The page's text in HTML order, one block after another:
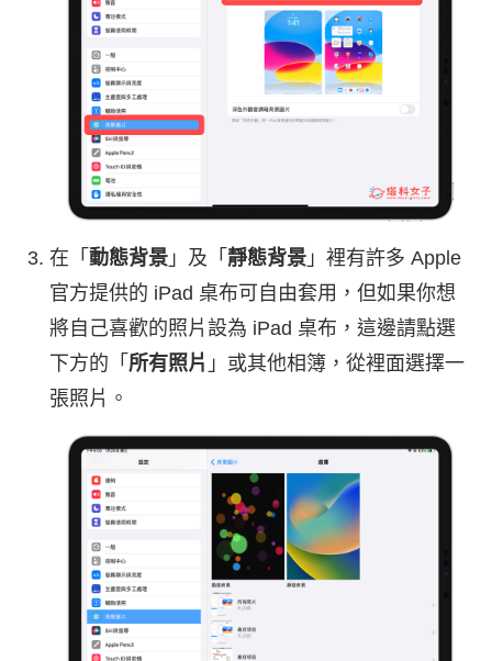
在「 動態背景 」及「 靜態背景 」裡有許多 Apple
官方提供的 iPad 桌布可自由套用，但如果你想
將自己喜歡的照片設為 iPad 桌布，這邊請點選
下方的「 所有照片 」或其他相簿，從裡面選擇一
張照片。